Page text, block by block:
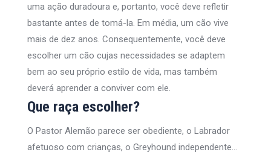
uma ação duradoura e, portanto, você deve refletir
bastante antes de tomá-la. Em média, um cão vive
mais de dez anos. Consequentemente, você deve
escolher um cão cujas necessidades se adaptem
bem ao seu próprio estilo de vida, mas também
deverá aprender a conviver com ele.
Que raça escolher?
O Pastor Alemão parece ser obediente, o Labrador
afetuoso com crianças, o Greyhound independente…